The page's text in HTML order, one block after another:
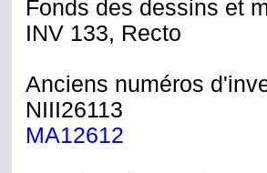
Fonds des dessins et
INV 133, Recto
Anciens numéros
NIII26113
MA12612